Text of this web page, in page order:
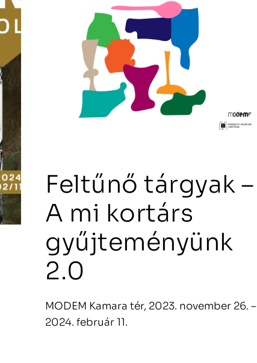
Feltűnő tárgyak –
A mi kortárs
gyűjteményünk
2.0
MODEM Kamara tér, 2023. november 26. –
2024. február 11.